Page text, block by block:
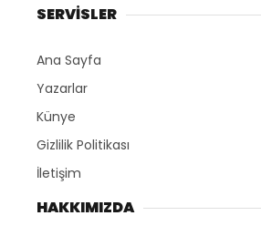
SERVİSLER
Ana Sayfa
Yazarlar
Künye
Gizlilik Politikası
İletişim
HAKKIMIZDA